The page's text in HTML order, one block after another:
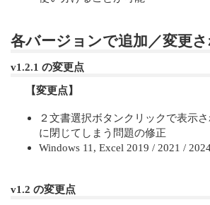
各バージョンで追加／変更
v1.2.1 の変更点
【変更点】
２文書選択ボタンクリックで表示
に閉じてしまう問題の修正
Windows 11, Excel 2019 / 2021 /
v1.2 の変更点